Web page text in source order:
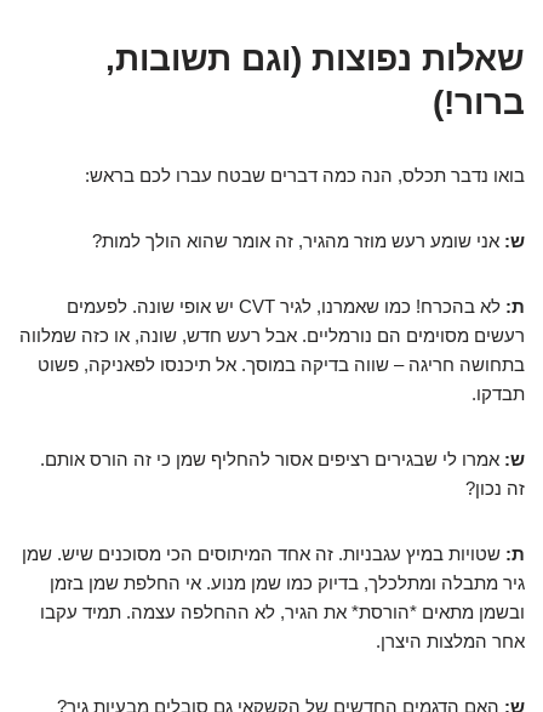
שאלות נפוצות (וגם תשובות,
ברור!)
בואו נדבר תכלס, הנה כמה דברים שבטח עברו לכם בראש:
ש: אני שומע רעש מוזר מהגיר, זה אומר שהוא הולך למות?
ת:
לא בהכרח! כמו שאמרנו, לגיר CVT יש אופי שונה. לפעמים
רעשים מסוימים הם נורמליים. אבל רעש חדש, שונה, או כזה שמלווה
בתחושה חריגה – שווה בדיקה במוסך. אל תיכנסו לפאניקה, פשוט
תבדקו.
ש: אמרו לי שבגירים רציפים אסור להחליף שמן כי זה הורס אותם.
זה נכון?
ת: שטויות במיץ עגבניות. זה אחד המיתוסים הכי מסוכנים שיש. שמן
גיר מתבלה ומתלכלך, בדיוק כמו שמן מנוע. אי החלפת שמן בזמן
ובשמן מתאים *הורסת* את הגיר, לא ההחלפה עצמה. תמיד עקבו
אחר המלצות היצרן.
ש: האם הדגמים החדשים של הקשקאי גם סובלים מבעיות גיר?